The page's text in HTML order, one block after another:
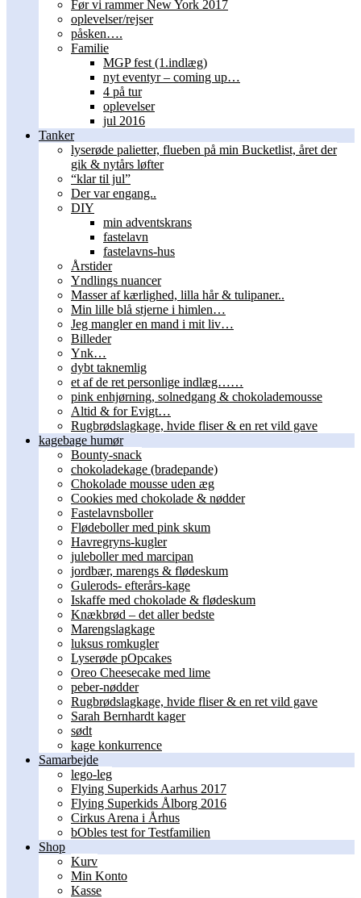
Før vi rammer New York 2017
oplevelser/rejser
påsken….
Familie
MGP fest (1.indlæg)
nyt eventyr – coming up…
4 på tur
oplevelser
jul 2016
Tanker
lyserøde palietter, flueben på min Bucketlist, året der
gik & nytårs løfter
“klar til jul”
Der var engang..
DIY
min adventskrans
fastelavn
fastelavns-hus
Årstider
Yndlings nuancer
Masser af kærlighed, lilla hår & tulipaner..
Min lille blå stjerne i himlen…
Jeg mangler en mand i mit liv…
Billeder
Ynk…
dybt taknemlig
et af de ret personlige indlæg……
pink enhjørning, solnedgang & chokolademousse
Altid & for Evigt…
Rugbrødslagkage, hvide fliser & en ret vild gave
kagebage humør
Bounty-snack
chokoladekage (bradepande)
Chokolade mousse uden æg
Cookies med chokolade & nødder
Fastelavnsboller
Flødeboller med pink skum
Havregryns-kugler
juleboller med marcipan
jordbær, marengs & flødeskum
Gulerods- efterårs-kage
Iskaffe med chokolade & flødeskum
Knækbrød – det aller bedste
Marengslagkage
luksus romkugler
Lyserøde pOpcakes
Oreo Cheesecake med lime
peber-nødder
Rugbrødslagkage, hvide fliser & en ret vild gave
Sarah Bernhardt kager
sødt
kage konkurrence
Samarbejde
lego-leg
Flying Superkids Aarhus 2017
Flying Superkids Ålborg 2016
Cirkus Arena i Århus
bObles test for Testfamilien
Shop
Kurv
Min Konto
Kasse